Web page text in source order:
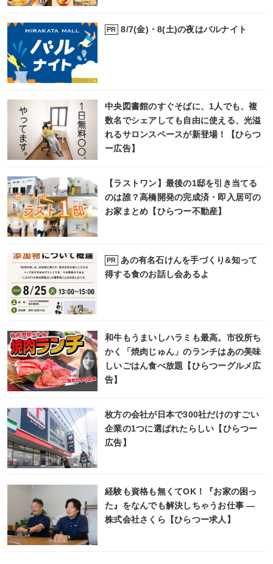
PR 8/7(金)・8(土)の夜はバルナイト
中央図書館のすぐそばに、1人でも、複
数名でシェアしても自由に使える、光溢
れるサロンスペースが新登場！【ひらつ
ー広告】
【ラストワン】最後の1邸を引き当てる
のは誰？高橋開発の完成済・即入居可の
お家まとめ【ひらつー不動産】
PR
あの有名石けんを手づくり&知って
得する食のお話し会あるよ
和牛もうまいしハラミも最高。市役所ち
かく「焼肉じゅん」のランチはあの美味
しいごはん食べ放題【ひらつーグルメ広
告】
枚方の会社が日本で300社だけのすごい
企業の1つに選ばれたらしい【ひらつー
広告】
経験も資格も無くてOK！『お家の困っ
た』をなんでも解決しちゃうお仕事 ―
株式会社さくら【ひらつー求人】